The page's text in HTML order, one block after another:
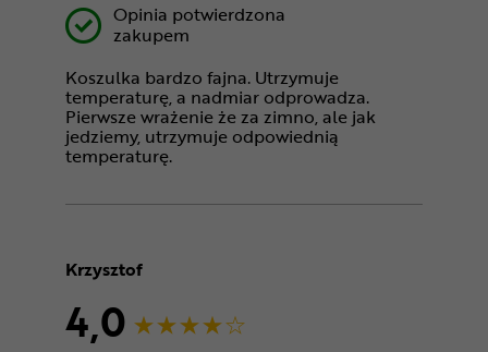
Opinia potwierdzona
zakupem
Koszulka bardzo fajna. Utrzymuje
temperaturę, a nadmiar odprowadza.
Pierwsze wrażenie że za zimno, ale jak
jedziemy, utrzymuje odpowiednią
temperaturę.
Krzysztof
4,0